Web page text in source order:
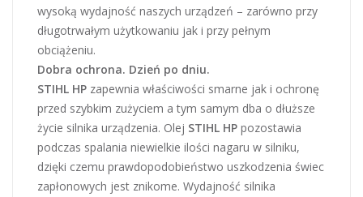
wysoką wydajność naszych urządzeń – zarówno przy
długotrwałym użytkowaniu jak i przy pełnym
obciążeniu.
Dobra ochrona. Dzień po dniu.
STIHL HP zapewnia właściwości smarne jak i ochronę
przed szybkim zużyciem a tym samym dba o dłuższe
życie silnika urządzenia. Olej STIHL HP pozostawia
podczas spalania niewielkie ilości nagaru w silniku,
dzięki czemu prawdopodobieństwo uszkodzenia świec
zapłonowych jest znikome. Wydajność silnika